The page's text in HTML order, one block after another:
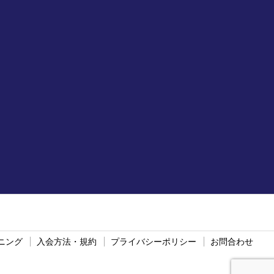
ング 入会方法・規約 プライバシーポリシー お問合わせ